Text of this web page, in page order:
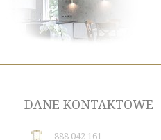
DANE KONTAKTOWE
888 042 161